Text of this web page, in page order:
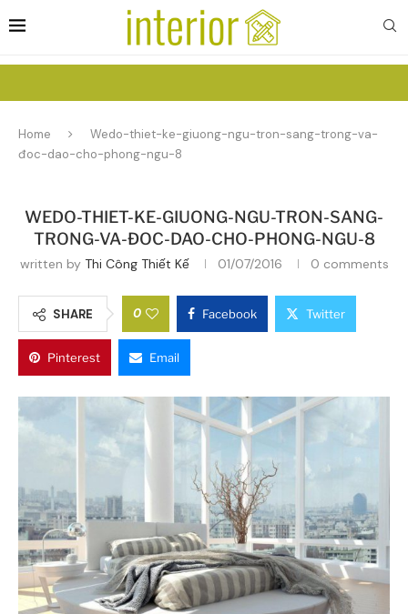
Home
Wedo-thiet-ke-giuong-ngu-tron-sang-trong-va-
đoc-dao-cho-phong-ngu-8
WEDO-THIET-KE-GIUONG-NGU-TRON-SANG-
TRONG-VA-ĐOC-DAO-CHO-PHONG-NGU-8
written by Thi Công Thiết Kế 01/07/2016 0 comments
SHARE 0 Facebook Twitter
Pinterest Email